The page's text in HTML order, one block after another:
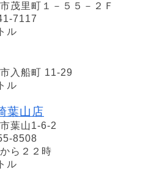
茂里町１－５５－２Ｆ
7117
ル
入船町 11-29
ル
葉山店
葉山1-6-2
8508
ら２２時
ル